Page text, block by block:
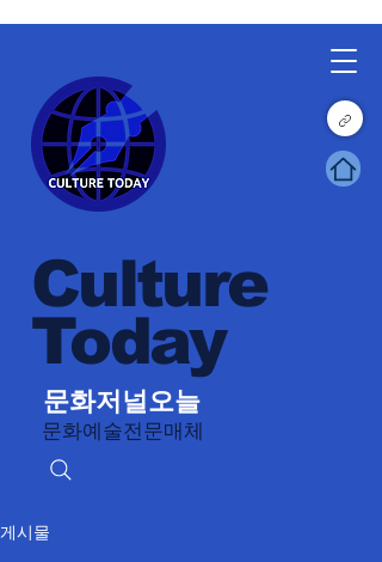
Culture
Today
문화저널오늘
문화예술전문매체
게시물